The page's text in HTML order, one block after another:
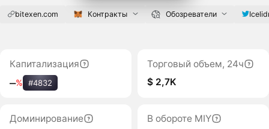
bitexen.com Контракты Обозреватели
Капитализация
‒% #4832
Торговый объем, 24ч
$ 2,7K
Доминирование
В обороте MIY